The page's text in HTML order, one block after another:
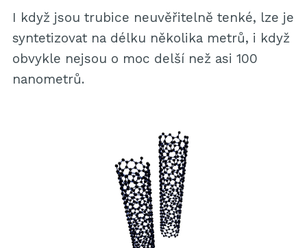
I když jsou trubice neuvěřitelně tenké, lze je
syntetizovat na délku několika metrů, i když
obvykle nejsou o moc delší než asi 100
nanometrů.